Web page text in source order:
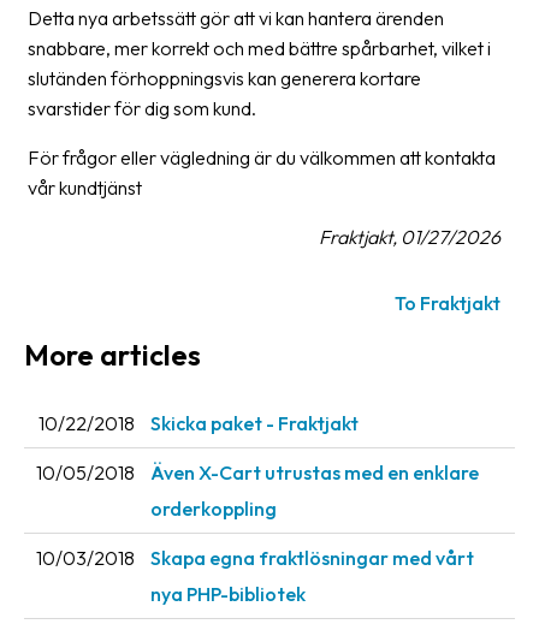
Support
About
the
company
About
career
News
Contact
Detta nya arbetssätt gör att vi kan hantera ärenden
snabbare, mer korrekt och med bättre spårbarhet, vilket i
slutänden förhoppningsvis kan generera kortare
svarstider för dig som kund.
För frågor eller vägledning är du välkommen att kontakta
vår kundtjänst
Fraktjakt, 01/27/2026
To Fraktjakt
More articles
10/22/2018 Skicka paket - Fraktjakt
10/05/2018
Även X-Cart utrustas med en enklare
orderkoppling
10/03/2018
Skapa egna fraktlösningar med vårt
nya PHP-bibliotek